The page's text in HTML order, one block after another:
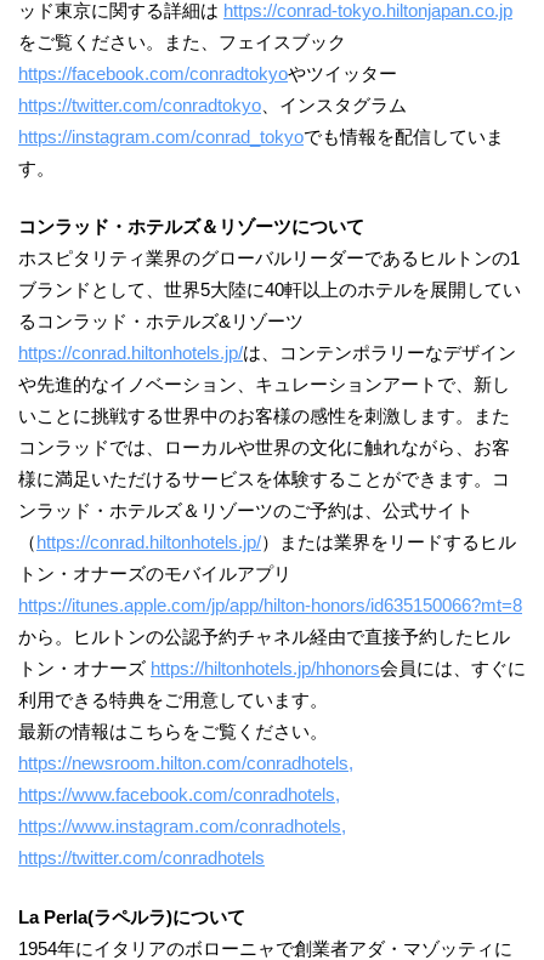
ッド東京に関する詳細は https://conrad-tokyo.hiltonjapan.co.jp
をご覧ください。また、フェイスブック
https://facebook.com/conradtokyoやツイッター
https://twitter.com/conradtokyo 、インスタグラム
https://instagram.com/conrad_tokyoでも情報を配信していま
す。
コンラッド・ホテルズ＆リゾーツについて
ホスピタリティ業界のグローバルリーダーであるヒルトンの1
ブランドとして、世界5大陸に40軒以上のホテルを展開してい
るコンラッド・ホテルズ&リゾーツ
https://conrad.hiltonhotels.jp/は、コンテンポラリーなデザイン
や先進的なイノベーション、キュレーションアートで、新し
いことに挑戦する世界中のお客様の感性を刺激します。また
コンラッドでは、ローカルや世界の文化に触れながら、お客
様に満足いただけるサービスを体験することができます。コ
ンラッド・ホテルズ＆リゾーツのご予約は、公式サイト
（ https://conrad.hiltonhotels.jp/）または業界をリードするヒル
トン・オナーズのモバイルアプリ
https://itunes.apple.com/jp/app/hilton-honors/id635150066?mt=8
から。ヒルトンの公認予約チャネル経由で直接予約したヒル
トン・オナーズ https://hiltonhotels.jp/hhonors会員には、すぐに
利用できる特典をご用意しています。
最新の情報はこちらをご覧ください。
https://newsroom.hilton.com/conradhotels,
https://www.facebook.com/conradhotels,
https://www.instagram.com/conradhotels,
https://twitter.com/conradhotels
La Perla(ラペルラ)について
1954年にイタリアのボローニャで創業者アダ・マゾッティに